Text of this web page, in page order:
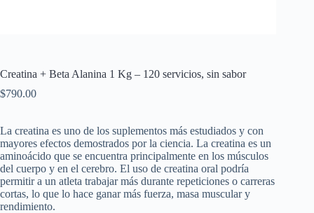
Creatina + Beta Alanina 1 Kg – 120 servicios, sin sabor
$790.00
La creatina es uno de los suplementos más estudiados y con
mayores efectos demostrados por la ciencia. La creatina es un
aminoácido que se encuentra principalmente en los músculos
del cuerpo y en el cerebro. El uso de creatina oral podría
permitir a un atleta trabajar más durante repeticiones o carreras
cortas, lo que lo hace ganar más fuerza, masa muscular y
rendimiento.